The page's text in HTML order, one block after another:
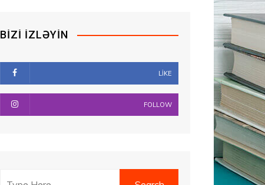
BIZI İZLƏYIN
LIKE
FOLLOW